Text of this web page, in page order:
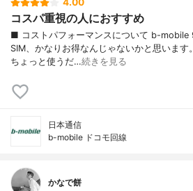
4.00
コスパ重視の人におすすめ
■ コストパフォーマンスについて b-mobile
SIM、かなりお得なんじゃないかと思います
ちょっと使うだ…続きを見る
日本通信
b-mobile ドコモ回線
かなで餅